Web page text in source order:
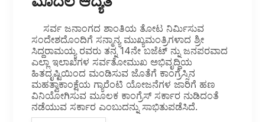
ಸರ್ವ ಜನಾಂಗದ ಶಾಂತಿಯ ತೋಟ ನಿರ್ಮಿಸುವ
ಸಂದೇಶದೊಂದಿಗೆ ಸನ್ಮಾನ್ಯ ಮುಖ್ಯಮಂತ್ರಿಗಳಾದ ಶ್ರೀ
ಸಿದ್ದರಾಮಯ್ಯ ರವರು ತನ್ನ 14ನೇ ಬಜೆಟ್ ನ್ನು ಜನಪರವಾದ
ಎಲ್ಲಾ ಇಲಾಖೆಗಳ ಸರ್ವತೋಮುಖ ಅಭಿವೃದ್ಧಿಯ
ಹಿತದೃಷ್ಟಿಯಿಂದ ಮಂಡಿಸುವ ಜೊತೆಗೆ ಕಾಂಗ್ರೆಸ್ಸಿನ
ಮಹತ್ವಾಕಾಂಕ್ಷೆಯ ಗ್ಯಾರೆಂಟಿ ಯೋಜನೆಗಳ ಜಾರಿಗೆ ಹಣ
ವಿನಿಯೋಗಿಸುವ ಮೂಲಕ ಕಾಂಗ್ರೆಸ್ ಸರ್ಕಾರ ನುಡಿದಂತೆ
ನಡೆಯುವ ಸರ್ಕಾರ ಎಂಬುದನ್ನು ಸಾಭಿತುಪಡೆಸಿದೆ.